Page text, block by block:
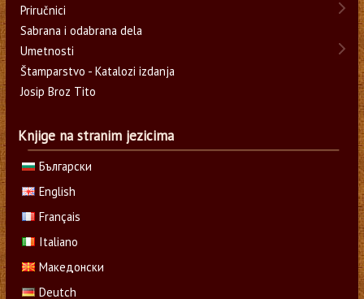
Priručnici
Sabrana i odabrana dela
Umetnosti
Štamparstvo - Katalozi izdanja
Josip Broz Tito
Knjige na stranim jezicima
Български
English
Français
Italiano
Македонски
Deutch